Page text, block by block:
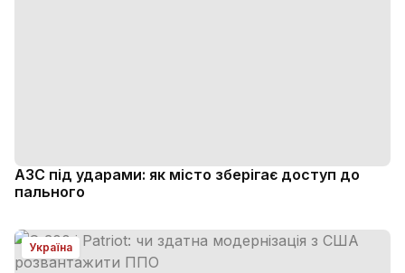
АЗС під ударами: як місто зберігає доступ до
пального
Україна